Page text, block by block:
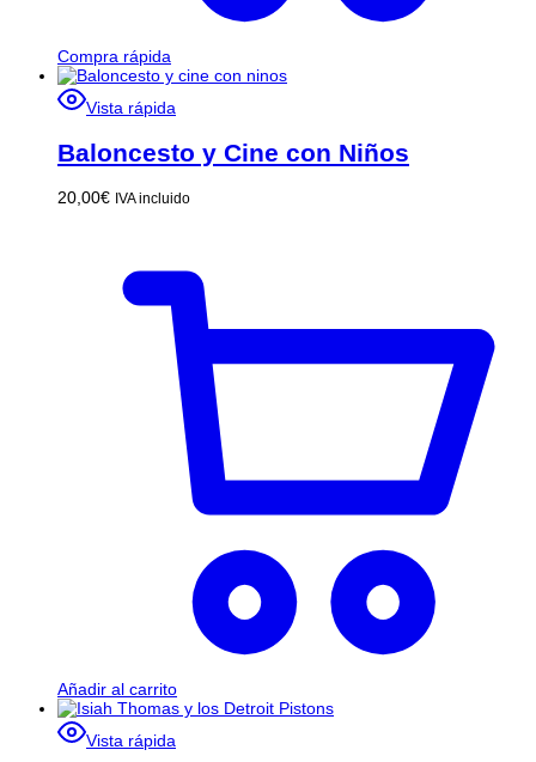
Compra rápida
Vista rápida
Baloncesto y Cine con Niños
20,00€ IVA incluido
Añadir al carrito
Vista rápida